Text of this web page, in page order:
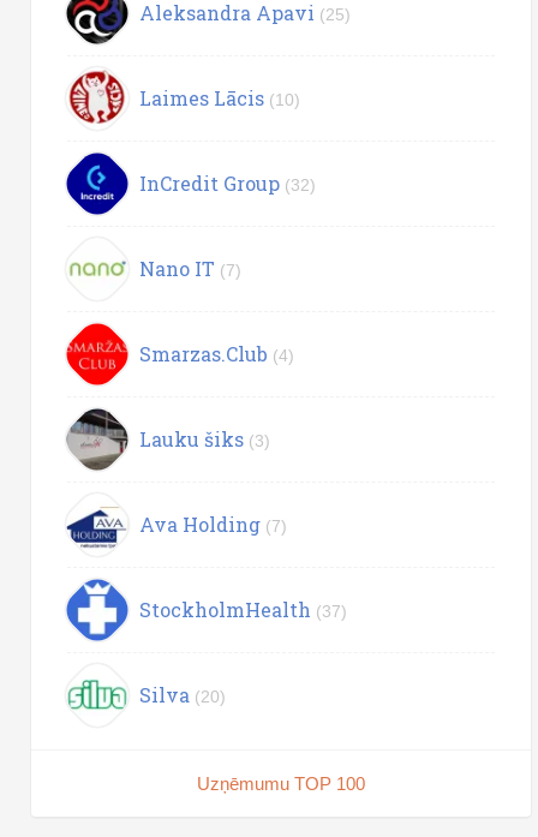
Aleksandra Apavi (25)
Laimes Lācis (10)
InCredit Group (32)
Nano IT (7)
Smarzas.Club (4)
Lauku šiks (3)
Ava Holding (7)
StockholmHealth (37)
Silva (20)
Uzņēmumu TOP 100